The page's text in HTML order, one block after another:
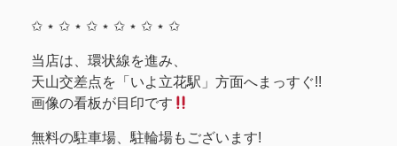
✩ ⋆ ✩ ⋆ ✩ ⋆ ✩ ⋆ ✩ ⋆ ✩
当店は、環状線を進み、
天山交差点を「いよ立花駅」方面へまっすぐ!!
画像の看板が目印です
無料の駐車場、駐輪場もございます!